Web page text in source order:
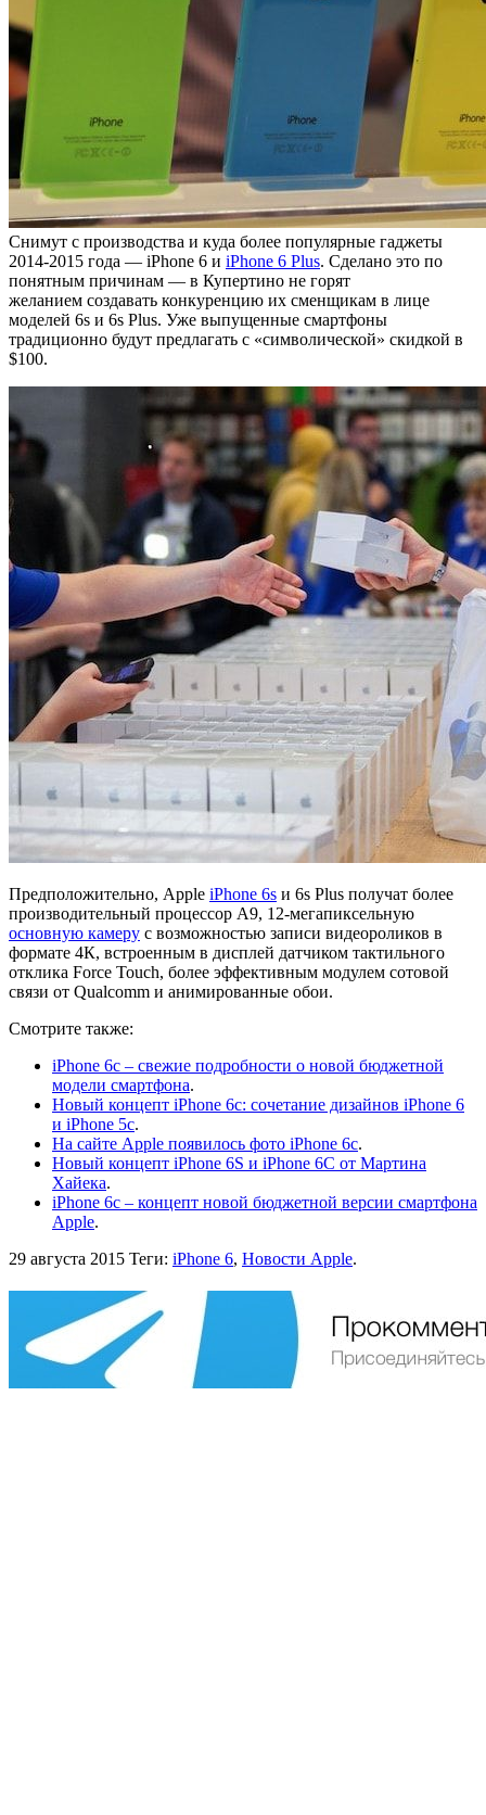
Снимут с производства и куда более популярные гаджеты
2014-2015 года — iPhone 6 и iPhone 6 Plus. Сделано это по
понятным причинам — в Купертино не горят
желанием создавать конкуренцию их сменщикам в лице
моделей 6s и 6s Plus. Уже выпущенные смартфоны
традиционно будут предлагать с «символической» скидкой в
$100.
Предположительно, Apple iPhone 6s и 6s Plus получат более
производительный процессор А9, 12-мегапиксельную
основную камеру с возможностью записи видеороликов в
формате 4К, встроенным в дисплей датчиком тактильного
отклика Force Touch, более эффективным модулем сотовой
связи от Qualcomm и анимированные обои.
Смотрите также:
iPhone 6c – свежие подробности о новой бюджетной
модели смартфона.
Новый концепт iPhone 6c: сочетание дизайнов iPhone 6
и iPhone 5c.
На сайте Apple появилось фото iPhone 6c.
Новый концепт iPhone 6S и iPhone 6C от Мартина
Хайека.
iPhone 6c – концепт новой бюджетной версии смартфона
Apple.
29 августа 2015 Теги: iPhone 6, Новости Apple.